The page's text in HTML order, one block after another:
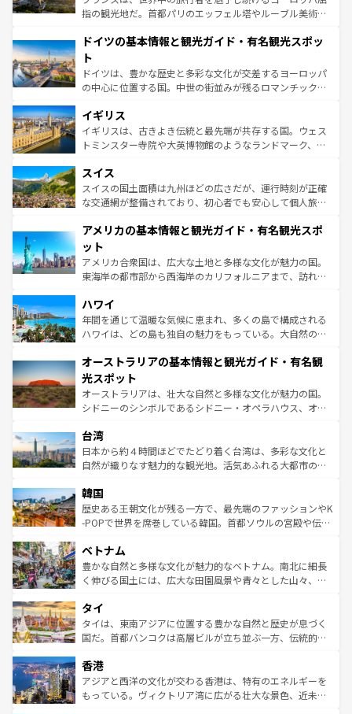
アートに溢れた街角から、地方では古代ローマ遺跡や中世
せる。地方によって風土や気候が異なるスペインはその個
ンテンツ一覧 を参照してほしい。
指の観光地だ。首都パリのエッフェル塔やルーブル美術館
で、幅広い魅力が詰まっている。華麗な宮殿、歴史的な大
聖堂、美しいビーチ、そして豊かな自然が、訪れる者を心
から魅了する。また、フランスは美食の国としても知ら
れ、フランス料理はユネスコ無形文化遺産にも登録されて
香り高いラベンダー畑など、多彩な楽しみ方が可能だ。さ
らに、パリ以外の地域にも魅力が溢れており、どの街角に
も豊かな歴史と文化が息づいている。パリ以外の個性あふ
を参照してほしい。
ドイツの基本情報と観光ガイド・有名観光スポッ
ト
ドイツは、豊かな歴史と多彩な文化が交差するヨーロッパ
の中心に位置する国。中世の街並みが残るロマンチック街
顔を持つこの国は、どこを歩いても飽きることがない。ベ
ルリンの文化的活気、バイエルン州のアルプスの絶景、そ
してライン川沿いのワイン畑といった風景は必見。ビール
は、お酒好きな人にはぜひ体験してほしい。 なお、新着の
ドイツ情報はコンテンツ一覧を参照してほしい。
イギリス
イギリスは、古きよき伝統と最先端が共存する国。ウェス
トミンスター寺院や大英博物館のようなランドマーク、歴
リアごとに異なる魅力がある。また、優雅なアフタヌーン
ティー、ビール好きにはたまらない英国パブ、サッカー観
戦など、本場だからこそできる体験も豊富。イギリスを旅
ンツ一覧を参照してほしい。
スイス
スイスの国土面積は九州ほどの広さだが、運行時刻が正確
な交通網が整備されており、初心者でも安心して個人旅行
の建物がそのまま残る町や、スイスならではのユニークな
博物館もあり、アルプス観光だけでなく町歩きも満喫する
ことができる。国民の所得が高いため物価も高いが、旅行
者向けの交通パス提供のサービスもあり、うまく活用すれ
着のスイス情報は
アメリカの基本情報と観光ガイド・有名観光スポ
ット
アメリカ合衆国は、広大な土地と多様な文化が魅力の国。
東海岸の都市部から西海岸のカリフォルニアまで、訪れる
のような巨大都市は、観光、ショッピング、エンターテイ
ンメントが詰まった刺激的なスポットだ。一方、アメリカ
西部には大自然が広がり、グランドキャニオンやイエロー
部のニューオーリンズでは、音楽と美食が融合した独特の
文化が魅力。旅行者はアメリカの各地域で異なる魅力を楽
しみながら、その多様性と豊かな歴史を感じることができ
るだろう。車でのロードトリップや列車の旅も、アメリカ
情報は
ハワイ
年間を通じて温暖な気候に恵まれ、多くの島で構成される
ハワイは、どの島も独自の魅力をもっている。大自然の神
ワイ島は見逃せない。また、定番の観光地といえばオアフ
島だが、静かな自然を求めるならマウイ島やカウアイ島が
おすすめ。エメラルドグリーンに輝く海をはじめ、豊かな
文化や歴史が息づいている。「アロハスピリット」と呼ば
人々、おいしいローカルフードやハワイアンミュージッ
ク、伝統的なフラダンスなど、すべてがハワイの魅力を彩
っている。訪れるたびに新しい発見と感動が待っているハ
はコンテンツ一覧
オーストラリアの基本情報と観光ガイド・有名観
光スポット
オーストラリアは、壮大な自然と多様な文化が魅力の国。
シドニーのシンボルであるシドニー・オペラハウス、オー
リアリーフや大陸中央部にそびえるウルル（エアーズロッ
ク）、タスマニアの美しい原生林やケアンズの熱帯雨林な
ど、見どころがたくさん。また、カフェやワイン、オージ
いる。アクティビティも充実しており、サーフィンやダイ
ビング、ハイキングなど、アウトドア好きにはたまらな
い。オーストラリアの多彩な魅力を存分に味わいつくそ
参照してほしい。
台湾
日本から約４時間ほどでたどり着く台湾は、多彩な文化と
自然が織りなす魅力的な観光地。活気あふれる大都市の台
ン）、静ひつな山岳地帯である台湾東部など、都市の喧騒
と山間の静けさが共存しており、訪れる人に新しい発見と
驚きをもたらしてくれる。また、奥深い台湾の食文化も魅
容にもいいと評判のスイーツなど、バラエティ豊かな料理
が味わえる。 なお、新着の台湾情報は コンテンツ一覧を参
照してほしい。
韓国
歴史ある王朝文化が残る一方で、最先端のファッションやK
-POPで世界を席巻している韓国。首都ソウルの宮殿や伝統
き、地方に足を延ばせば四季折々の自然美を楽しむことが
できる。そして、キムチや焼肉、絶品のストリートフード
まで、さまざまな韓国料理が待っている。夜には、韓国な
リティに包まれながら、韓国の多彩な魅力を心ゆくまで味
わってみてほしい。 なお、新着の韓国情報はコンテンツ一
覧を参照してほしい。
ベトナム
豊かな自然と多様な文化が魅力的なベトナム。南北に細長
く伸びる国土には、広大な田園風景や青々とした山々、世
急速な発展と共に伝統が息づく。ハノイの古い町並みやホ
ーチミン市のフランス統治時代の建物も、独特の雰囲気を
醸し出している。また、バラエティの豊かさとおいしさで
とつ。フォーやバインミー、ベトナムコーヒーなどは、ぜ
ひ現地で味わいたい。どの地域を訪れてもあたたかい人々
が旅行者を迎えてくれるので、きっと忘れられない旅にな
タイ
タイは、東南アジアに位置する豊かな自然と歴史が息づく
国だ。首都バンコクは高層ビルが立ち並ぶ一方、伝統的な
の活気が交差している。北部ではチェンマイなどの山岳地
帯で自然と触れ合い、南部ではプーケットやクラビの美し
いビーチでリゾート気分を楽しむことができる。タイ料理
香港
アジアと西洋の文化が交わる香港は、特有のエネルギーを
もっている。ヴィクトリア湾に広がる壮大な景色、近未来